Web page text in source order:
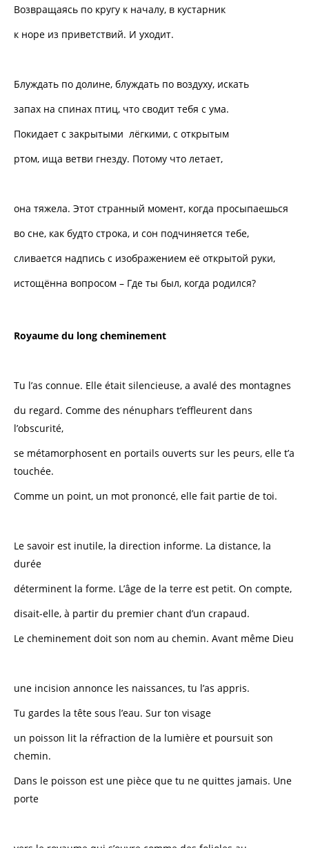
Возвращаясь по кругу к началу, в кустарник
к норе из приветствий. И уходит.
Блуждать по долине, блуждать по воздуху, искать
запах на спинах птиц, что сводит тебя с ума.
Покидает с закрытыми лёгкими, с открытым
ртом, ища ветви гнезду. Потому что летает,
она тяжела. Этот странный момент, когда просыпаешься
во сне, как будто строка, и сон подчиняется тебе,
сливается надпись с изображением её открытой руки,
истощённа вопросом – Где ты был, когда родился?
Royaume du long cheminement
Tu l’as connue. Elle était silencieuse, a avalé des montagnes
du regard. Comme des nénuphars t’effleurent dans
l’obscurité,
se métamorphosent en portails ouverts sur les peurs, elle t’a
touchée.
Comme un point, un mot prononcé, elle fait partie de toi.
Le savoir est inutile, la direction informe. La distance, la
durée
déterminent la forme. L’âge de la terre est petit. On compte,
disait-elle, à partir du premier chant d’un crapaud.
Le cheminement doit son nom au chemin. Avant même Dieu
une incision annonce les naissances, tu l’as appris.
Tu gardes la tête sous l’eau. Sur ton visage
un poisson lit la réfraction de la lumière et poursuit son
chemin.
Dans le poisson est une pièce que tu ne quittes jamais. Une
porte